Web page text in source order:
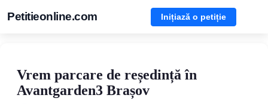
Petitieonline.com Inițiază o petiție
Vrem parcare de reședință în
Avantgarden3 Brașov